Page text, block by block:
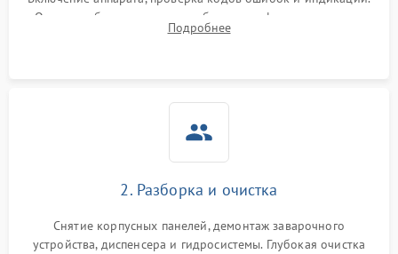
Оценка работы помпы, термоблока и кофемолки на слух.
Измерение температуры и давления воды для выявления
Подробнее
2. Разборка и очистка
Снятие корпусных панелей, демонтаж заварочного
устройства, диспенсера и гидросистемы. Глубокая очистка